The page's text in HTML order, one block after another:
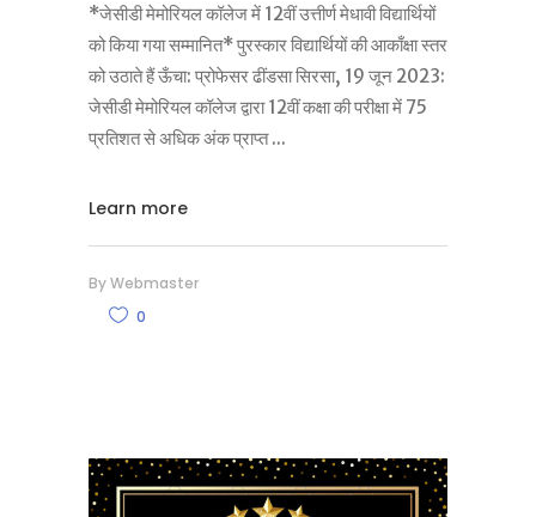
*जेसीडी मेमोरियल कॉलेज में 12वीं उत्तीर्ण मेधावी विद्यार्थियों
को किया गया सम्मानित* पुरस्कार विद्यार्थियों की आकाँक्षा स्तर
को उठाते हैं ऊँचा: प्रोफेसर ढींडसा सिरसा, 19 जून 2023:
जेसीडी मेमोरियल कॉलेज द्वारा 12वीं कक्षा की परीक्षा में 75
प्रतिशत से अधिक अंक प्राप्त
Learn more
ByWebmaster
0